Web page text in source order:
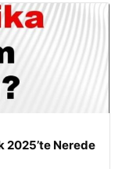
2025’te Nerede